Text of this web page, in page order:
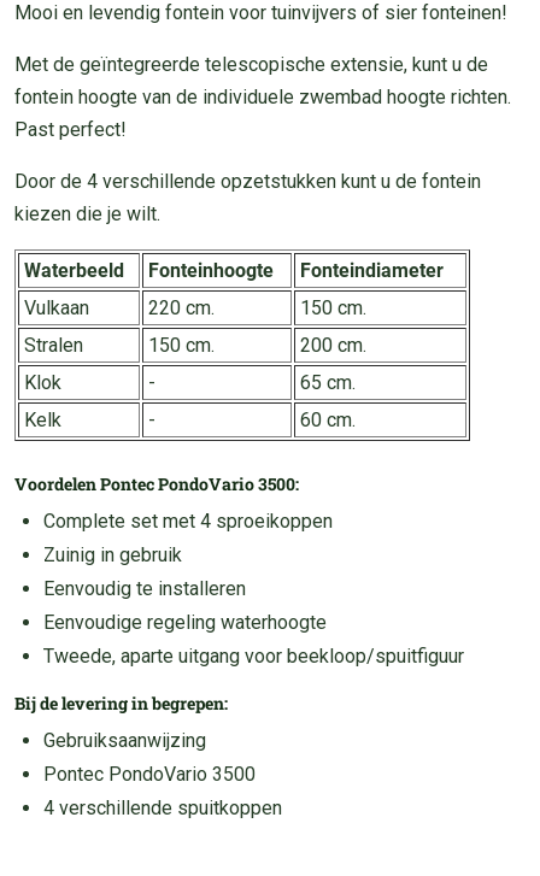
Mooi en levendig fontein voor tuinvijvers of sier fonteinen!
Met de geïntegreerde telescopische extensie, kunt u de
fontein hoogte van de individuele zwembad hoogte richten.
Past perfect!
Door de 4 verschillende opzetstukken kunt u de fontein
kiezen die je wilt.
Waterbeeld Fonteinhoogte
Fonteindiameter
Vulkaan
220 cm.
150 cm.
Stralen
150 cm.
200 cm.
Klok
-
65 cm.
Kelk
- 60 cm.
Voordelen Pontec PondoVario 3500:
Complete set met 4 sproeikoppen
Zuinig in gebruik
Eenvoudig te installeren
Eenvoudige regeling waterhoogte
Tweede, aparte uitgang voor beekloop/spuitfiguur
Bij de levering in begrepen:
Gebruiksaanwijzing
Pontec PondoVario 3500
4 verschillende spuitkoppen